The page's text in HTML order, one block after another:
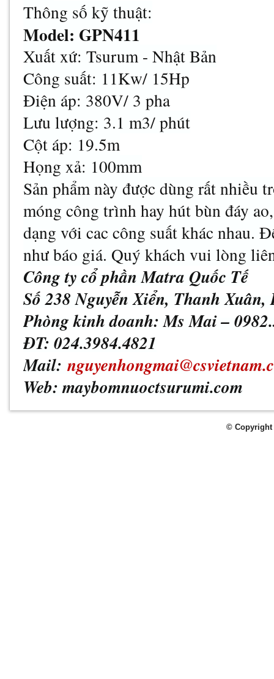
Thông số kỹ thuật:
Model: GPN411
Xuất xứ: Tsurum - Nhật Bản
Công suất: 11Kw/ 15Hp
Điện áp: 380V/ 3 pha
Lưu lượng: 3.1 m3/ phút
Cột áp: 19.5m
Họng xả: 100mm
Sản phẩm này được dùng rất nhiều
móng công trình hay hút bùn đáy
dạng với cac công suất khác nhau.
như báo giá. Quý khách vui lòng
Công ty cổ phần Matra Quốc Tế
Số 238 Nguyễn Xiển, Thanh Xuân,
Phòng kinh doanh: Ms Mai –
ĐT: 024.3984.4821
Mail:
Web: maybomnuoctsurumi.com
© Copyright